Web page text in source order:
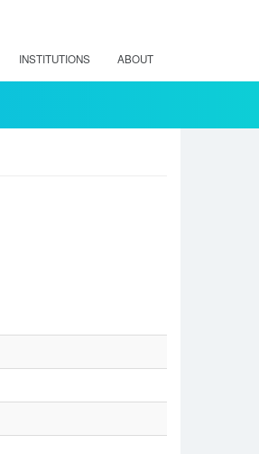
INSTITUTIONS ABOUT